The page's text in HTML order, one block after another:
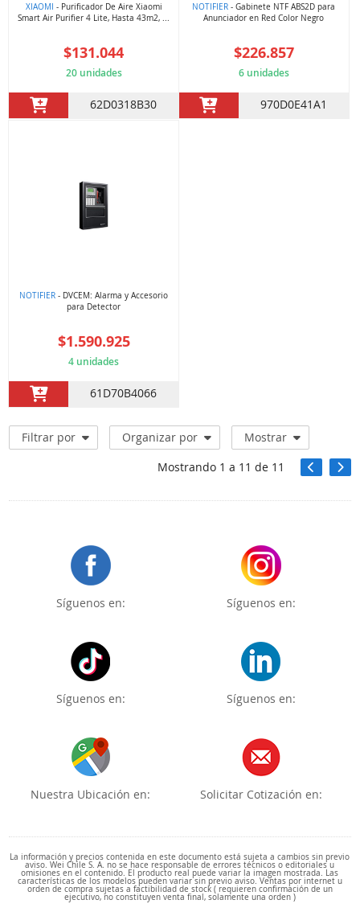
XIAOMI - Purificador De Aire Xiaomi
Smart Air Purifier 4 Lite, Hasta 43m2, ...
$131.044
20 unidades
62D0318B30
NOTIFIER - Gabinete NTF ABS2D para
Anunciador en Red Color Negro
$226.857
6 unidades
970D0E41A1
NOTIFIER - DVCEM: Alarma y Accesorio
para Detector
$1.590.925
4 unidades
61D70B4066
Filtrar por Organizar por
Mostrar
Mostrando 1 a 11 de 11
Síguenos en: Síguenos en:
Síguenos en: Síguenos en:
Nuestra Ubicación en: Solicitar Cotización en:
La información y precios contenida en este documento está sujeta a cambios sin previo
aviso. Wei Chile S. A. no se hace responsable de errores técnicos o editoriales u
omisiones en el contenido. El producto real puede variar la imagen mostrada. Las
características de los modelos pueden variar sin previo aviso. Ventas por internet u
orden de compra sujetas a factibilidad de stock ( requieren confirmación de un
ejecutivo, no constituyen venta final, solamente una orden )